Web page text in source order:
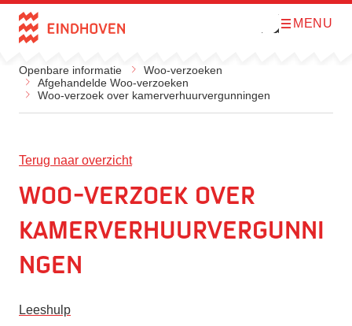
Direct naar de inhoud
O
MENU
Openbare informatie
Woo-verzoeken
Afgehandelde Woo-verzoeken
Woo-verzoek over kamerverhuurvergunningen
Terug naar overzicht
Woo-verzoek over
kamerverhuurvergunni
ngen
Leeshulp